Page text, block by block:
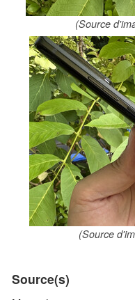
(Source
(Source
Source(s)